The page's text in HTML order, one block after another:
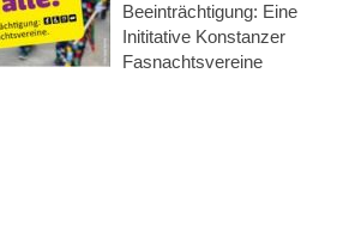
Beeinträchtigung: Eine
Inititative Konstanzer
Fasnachtsvereine